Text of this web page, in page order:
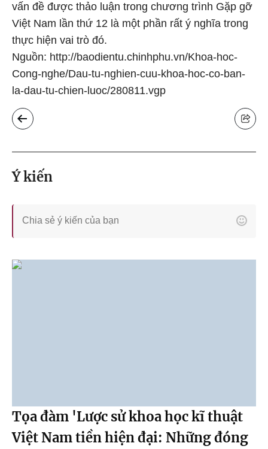
vấn đề được thảo luận trong chương trình Gặp gỡ
Việt Nam lần thứ 12 là một phần rất ý nghĩa trong
thực hiện vai trò đó.
Nguồn: http://baodientu.chinhphu.vn/Khoa-hoc-
Cong-nghe/Dau-tu-nghien-cuu-khoa-hoc-co-ban-
la-dau-tu-chien-luoc/280811.vgp
Ý kiến
Tọa đàm 'Lược sử khoa học kĩ thuật
Việt Nam tiền hiện đại: Những đóng